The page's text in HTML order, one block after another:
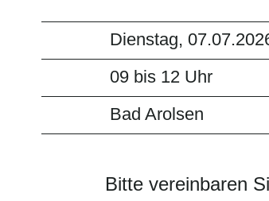
Dienstag,
09 bis 12 Uhr
Bad Arolsen
Bitte vereinbaren